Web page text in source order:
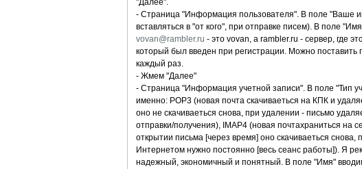
"Далее".
- Страница "Информация пользователя". В поле "Ваше
вставляться в "от кого", при отправке писем). В поле
vovan@rambler.ru - это vovan, а rambler.ru - сервер, где
который был введен при регистрации. Можно
каждый раз.
- Жмем "Далее"
- Страница "Информация учетной записи". В поле "Тип
именно: POP3 (новая почта скачиваеться на КПК и
оно не скачиваеться снова, при удалении - письмо
отправки/получения), IMAP4 (новая почтахраниться на
открытии письма [через время] оно скачиваеться
Интернетом нужно постоянно [весь сеанс работы]). Я
надежный, экономичный и понятный. В поле "Имя"